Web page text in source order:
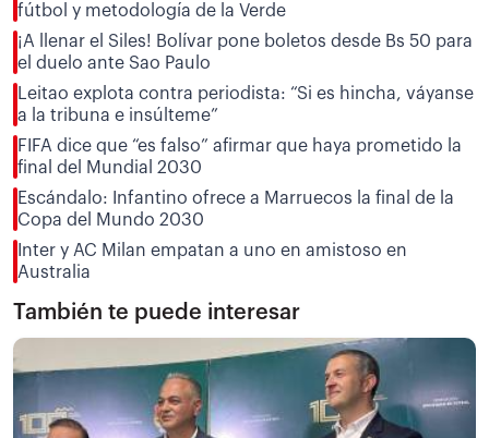
fútbol y metodología de la Verde
¡A llenar el Siles! Bolívar pone boletos desde Bs 50 para
el duelo ante Sao Paulo
Leitao explota contra periodista: “Si es hincha, váyanse
a la tribuna e insúlteme”
FIFA dice que “es falso” afirmar que haya prometido la
final del Mundial 2030
Escándalo: Infantino ofrece a Marruecos la final de la
Copa del Mundo 2030
Inter y AC Milan empatan a uno en amistoso en
Australia
También te puede interesar